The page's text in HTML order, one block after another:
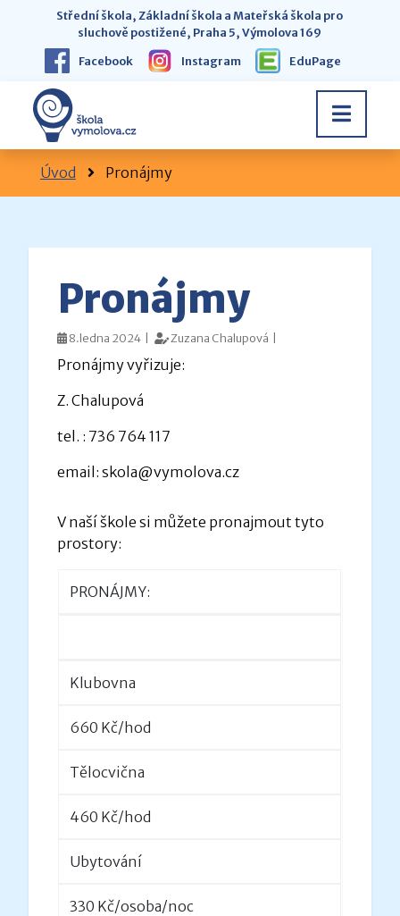
Facebook Instagram EduPage
Střední škola, Základní škola a Mateřská škola pro
sluchově postižené, Praha 5, Výmolova 169
Úvod Pronájmy
Pronájmy
8.ledna 2024 | Zuzana Chalupová |
Pronájmy vyřizuje:
Z. Chalupová
tel. : 736 764 117
email: skola@vymolova.cz
V naší škole si můžete pronajmout tyto
prostory:
PRONÁJMY:
Klubovna
660 Kč/hod
Tělocvična
460 Kč/hod
Ubytování
330 Kč/osoba/noc